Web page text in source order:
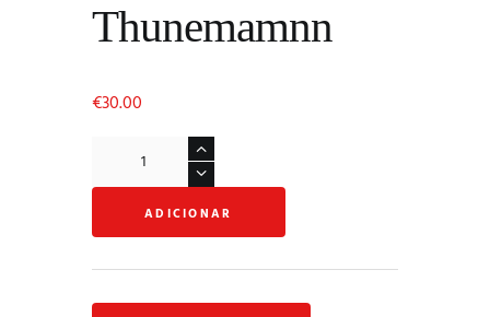
Thunemamnn
€30.00
Quantidade
goivadas,
formadas
e
ADICIONAR